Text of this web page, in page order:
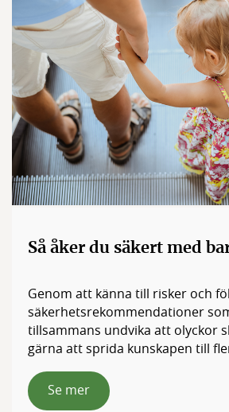
Så åker du säkert med
Genom att känna till risker och
säkerhetsrekommendationer
tillsammans undvika att olyckor
gärna att sprida kunskapen till
Se mer